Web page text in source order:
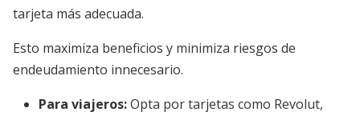
tarjeta más adecuada.
Esto maximiza beneficios y minimiza riesgos de
endeudamiento innecesario.
Para viajeros:Opta por tarjetas como Revolut,